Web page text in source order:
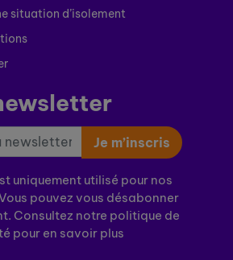
situation d’isolement
Je m’inscris
uniquement utilisé pour nos
pouvez vous désabonner
Consultez notre politique de
pour en savoir plus